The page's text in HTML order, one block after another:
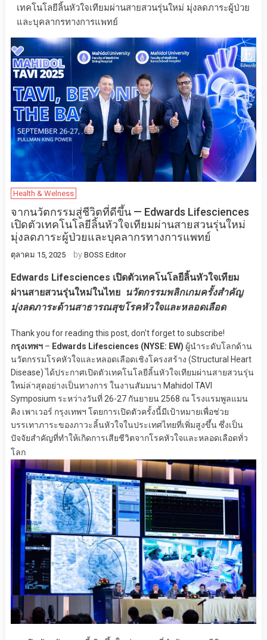
เทคโนโลยีลิ้นหัวใจเทียมผ่านสายสวนรุ่นใหม่ มุ่งลดภาระผู้ป่วย
และบุคลากรทางการแพทย์
Health & Welness
จากนวัตกรรมสู่ชีวิตที่ดีขึ้น — Edwards Lifesciences
เปิดตัวเทคโนโลยีลิ้นหัวใจเทียมผ่านสายสวนรุ่นใหม่
มุ่งลดภาระผู้ป่วยและบุคลากรทางการแพทย์
ตุลาคม 15, 2025 by BOSS Editor
Edwards Lifesciences เปิดตัวเทคโนโลยีลิ้นหัวใจเทียม
ผ่านสายสวนรุ่นใหม่ในไทย นวัตกรรมพลิกเกมครั้งสำคัญ
มุ่งลดภาระด้านสาธารณสุขโรคหัวใจและหลอดเลือด
Thank you for reading this post, don't forget to subscribe!
กรุงเทพฯ – Edwards Lifesciences (NYSE: EW) ผู้นำระดับโลกด้าน
นวัตกรรมโรคหัวใจและหลอดเลือดเชิงโครงสร้าง (Structural Heart
Disease) ได้ประกาศเปิดตัวเทคโนโลยีลิ้นหัวใจเทียมผ่านสายสวนรุ่น
ใหม่ล่าสุดอย่างเป็นทางการ ในงานสัมมนา Mahidol TAVI
Symposium ระหว่างวันที่ 26-27 กันยายน 2568 ณ โรงแรมพูลแมน
คิง เพาเวอร์ กรุงเทพฯ โดยการเปิดตัวครั้งนี้มีเป้าหมายเพื่อช่วย
บรรเทาภาระของภาวะลิ้นหัวใจในประเทศไทยที่เพิ่มสูงขึ้น ซึ่งเป็น
ปัจจัยสำคัญที่ทำให้เกิดการเสียชีวิตจากโรคหัวใจและหลอดเลือดทั่ว
โลก